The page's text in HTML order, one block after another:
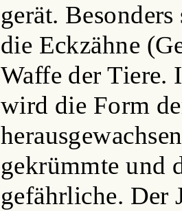
gerät.
die Eckzähne
Waffe der Tiere.
wird die Form
gekrümmte und
gefährliche. Der